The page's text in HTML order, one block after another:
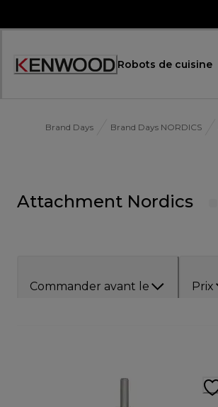
Accessibility
Robots de cuisine
Brand Days Brand Days NORDICS
Attachment Nordics
Commander avant le Prix